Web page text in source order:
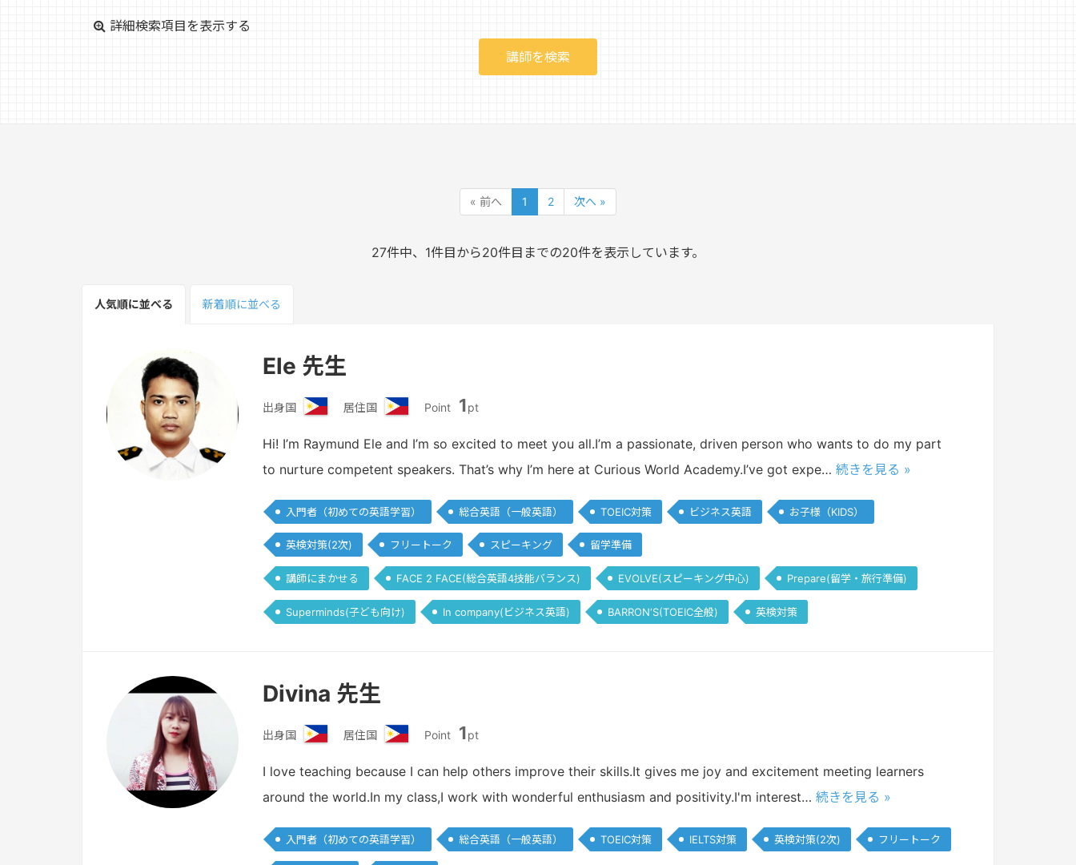
詳細検索項目を表示する
« 前へ 1 2 次へ »
27件中、1件目から20件目までの20件を表示しています。
人気順に並べる 新着順に並べる
Ele 先生
出身国
フ
ィ
リ
ピ
居住国
フ
ィ
ピ
Point 1pt
Hi! I’m Raymund Ele and I’m so excited to meet you all.I’m a passionate, driven person who wants to do my part
to nurture competent speakers. That’s why I’m here at Curious World Academy.I’ve got expe… 続きを見る »
入門者（初めての英語学習） 総合英語（一般英語） TOEIC対策 ビジネス英語 お子様（KIDS）
英検対策(2次) フリートーク スピーキング 留学準備
講師にまかせる FACE 2 FACE(総合英語4技能バランス) EVOLVE(スピーキング中心) Prepare(留学・旅行準備)
Superminds(子ども向け) In company(ビジネス英語) BARRON‘S(TOEIC全般) 英検対策
Divina 先生
出身国
ィ
ピ
居住国
ィ
ピ
Point 1pt
I love teaching because I can help others improve their skills.It gives me joy and excitement meeting learners
around the world.In my class,I work with wonderful enthusiasm and positivity.I'm interest… 続きを見る »
入門者（初めての英語学習） 総合英語（一般英語） TOEIC対策 IELTS対策 英検対策(2次) フリートーク